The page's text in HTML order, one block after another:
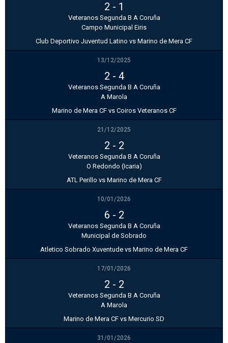
2 - 1
Veteranos Segunda B A Coruña
Campo Municipal Eiris
Club Deportivo Juventud Latino vs Marino de Mera CF
13/12/2025
2 - 4
Veteranos Segunda B A Coruña
A Marola
Marino de Mera CF vs Coiros Veteranos CF
21/12/2025
2 - 2
Veteranos Segunda B A Coruña
O Redondo (Icaria)
ATL Perillo vs Marino de Mera CF
10/01/2026
6 - 2
Veteranos Segunda B A Coruña
Municipal de Sobrado
Atletico Sobrado Xuventude vs Marino de Mera CF
17/01/2026
2 - 2
Veteranos Segunda B A Coruña
A Marola
Marino de Mera CF vs Mercurio SD
31/01/2026